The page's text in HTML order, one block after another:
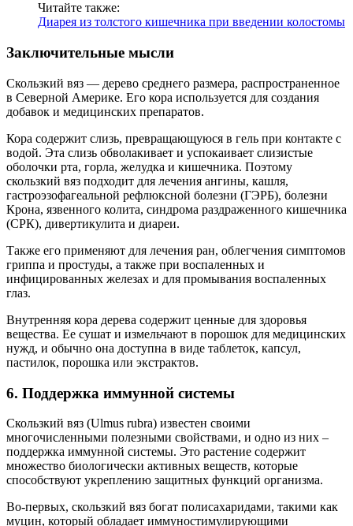
Читайте также:
Диарея из толстого кишечника при введении колостомы
Заключительные мысли
Скользкий вяз — дерево среднего размера, распространенное
в Северной Америке. Его кора используется для создания
добавок и медицинских препаратов.
Кора содержит слизь, превращающуюся в гель при контакте с
водой. Эта слизь обволакивает и успокаивает слизистые
оболочки рта, горла, желудка и кишечника. Поэтому
скользкий вяз подходит для лечения ангины, кашля,
гастроэзофагеальной рефлюксной болезни (ГЭРБ), болезни
Крона, язвенного колита, синдрома раздраженного кишечника
(СРК), дивертикулита и диареи.
Также его применяют для лечения ран, облегчения симптомов
гриппа и простуды, а также при воспаленных и
инфицированных железах и для промывания воспаленных
глаз.
Внутренняя кора дерева содержит ценные для здоровья
вещества. Ее сушат и измельчают в порошок для медицинских
нужд, и обычно она доступна в виде таблеток, капсул,
пастилок, порошка или экстрактов.
6. Поддержка иммунной системы
Скользкий вяз (Ulmus rubra) известен своими
многочисленными полезными свойствами, и одно из них –
поддержка иммунной системы. Это растение содержит
множество биологически активных веществ, которые
способствуют укреплению защитных функций организма.
Во-первых, скользкий вяз богат полисахаридами, такими как
муцин, который обладает иммуностимулирующими